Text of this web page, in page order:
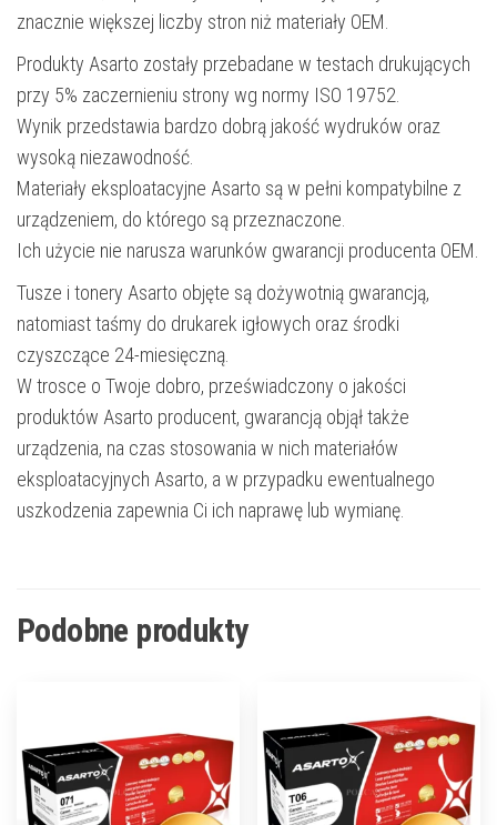
znacznie większej liczby stron niż materiały OEM.
Produkty Asarto zostały przebadane w testach drukujących
przy 5% zaczernieniu strony wg normy ISO 19752.
Wynik przedstawia bardzo dobrą jakość wydruków oraz
wysoką niezawodność.
Materiały eksploatacyjne Asarto są w pełni kompatybilne z
urządzeniem, do którego są przeznaczone.
Ich użycie nie narusza warunków gwarancji producenta OEM.
Tusze i tonery Asarto objęte są dożywotnią gwarancją,
natomiast taśmy do drukarek igłowych oraz środki
czyszczące 24-miesięczną.
W trosce o Twoje dobro, przeświadczony o jakości
produktów Asarto producent, gwarancją objął także
urządzenia, na czas stosowania w nich materiałów
eksploatacyjnych Asarto, a w przypadku ewentualnego
uszkodzenia zapewnia Ci ich naprawę lub wymianę.
Podobne produkty